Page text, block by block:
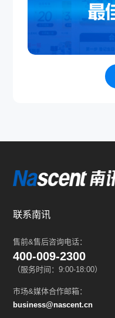
联系南讯
售前&售后咨询电话：
400-009-2300
（服务时间：9:00-18:00）
市场&媒体合作邮箱：
business@nascent.cn